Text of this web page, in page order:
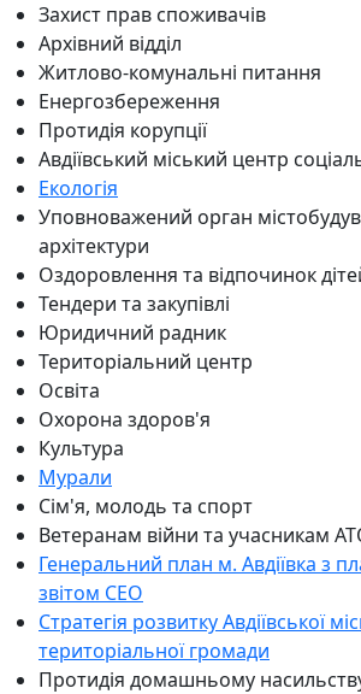
Захист прав споживачів
Архівний відділ
Житлово-комунальні питання
Енергозбереження
Протидія корупції
Авдіївський міський центр
Екологія
Уповноважений орган
архітектури
Оздоровлення та відпочинок
Тендери та закупівлі
Юридичний радник
Територіальний центр
Освіта
Охорона здоров'я
Культура
Мурали
Сім'я, молодь та спорт
Ветеранам війни та учасникам
Генеральний план м. Авдіївка з
звітом СЕО
Стратегія розвитку Авдіївської
територіальної громади
Протидія домашньому